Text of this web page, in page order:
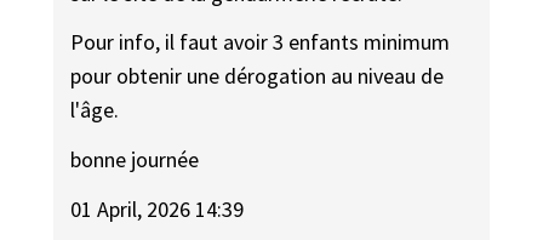
Pour info, il faut avoir 3 enfants minimum
pour obtenir une dérogation au niveau de
l'âge.
bonne journée
01 April, 2026 14:39